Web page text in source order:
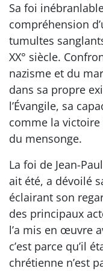
Sa foi
compréhension
tumultes
XX° siècle.
nazisme et du
dans sa propre
l’Évangile, sa
comme la victoire
du mensonge.
La foi de Jean-
ait été, a dévoilé
éclairant son
des principaux
l’a mis en œuvre
c’est parce qu’il
chrétienne n’est